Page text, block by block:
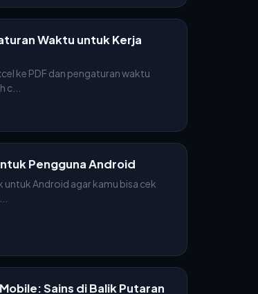
Waktu untuk Kerja
ke PDF dan pengaturan waktu
Pengguna Android
Android agar kamu bisa cek
Sains di Balik Putaran